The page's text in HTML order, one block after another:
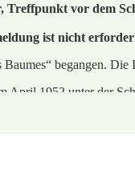
Treffpunkt vor dem
ist nicht
begangen. Die
April 1952 unter der
gerufen worden
die